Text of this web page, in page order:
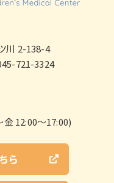
川 2-138-4
721-3324
12:00～17:00)
ら